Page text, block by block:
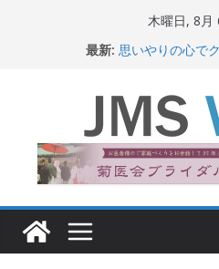
ッ
木曜日, 8月
最新: 思いやりの心で
関東大震災から
新生ニッポン！